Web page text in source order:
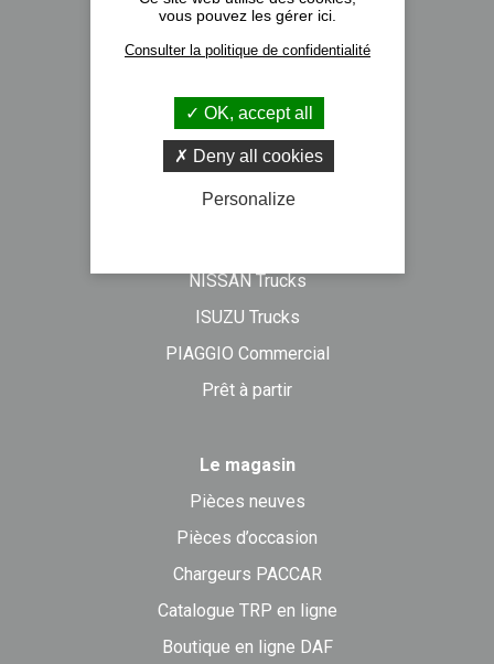
Nos implantations
Recrutement
Actualités
Formulaire de contact
Véhicules neufs
NISSAN Trucks
ISUZU Trucks
PIAGGIO Commercial
Prêt à partir
Le magasin
Pièces neuves
Pièces d’occasion
Chargeurs PACCAR
Catalogue TRP en ligne
Boutique en ligne DAF
vous pouvez les gérer ici.
Consulter la politique de confidentialité
OK, accept all
Deny all cookies
Personalize